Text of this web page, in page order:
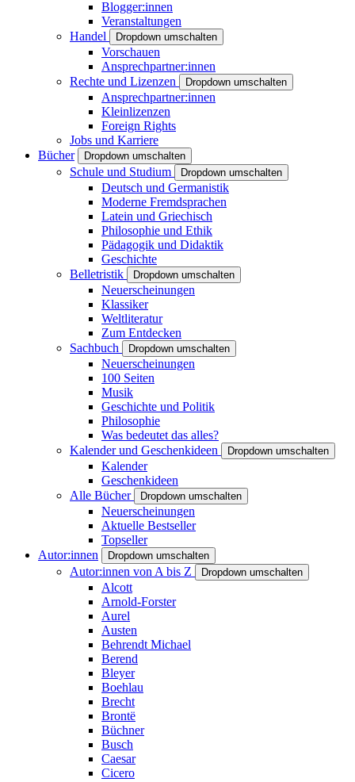
Blogger:innen
Veranstaltungen
Handel
Dropdown umschalten
Vorschauen
Ansprechpartner:innen
Rechte und Lizenzen
Dropdown umschalten
Ansprechpartner:innen
Kleinlizenzen
Foreign Rights
Jobs und Karriere
Bücher
Dropdown umschalten
Schule und Studium Dropdown umschalten
Deutsch und Germanistik
Moderne Fremdsprachen
Latein und Griechisch
Philosophie und Ethik
Pädagogik und Didaktik
Geschichte
Belletristik
Dropdown umschalten
Neuerscheinungen
Klassiker
Weltliteratur
Zum Entdecken
Sachbuch
Dropdown umschalten
Neuerscheinungen
100 Seiten
Musik
Geschichte und Politik
Philosophie
Was bedeutet das alles?
Kalender und Geschenkideen
Dropdown umschalten
Kalender
Geschenkideen
Alle Bücher
Dropdown umschalten
Neuerscheinungen
Aktuelle Bestseller
Topseller
Autor:innen
Dropdown umschalten
Autor:innen von A bis Z Dropdown umschalten
Alcott
Arnold-Forster
Aurel
Austen
Behrendt Michael
Berend
Bleyer
Boehlau
Brecht
Brontë
Büchner
Busch
Caesar
Cicero